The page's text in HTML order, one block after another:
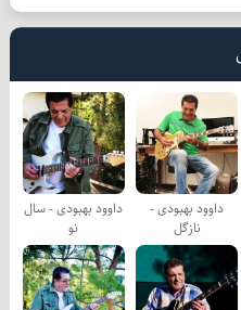
داوود بهبودی -
نازگل
داوود بهبودی - سال
نو